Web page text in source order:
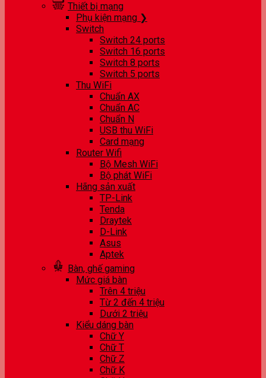
Thiết bị mạng
Phụ kiện mạng ❯
Switch
Switch 24 ports
Switch 16 ports
Switch 8 ports
Switch 5 ports
Thu WiFi
Chuẩn AX
Chuẩn AC
Chuẩn N
USB thu WiFi
Card mạng
Router Wifi
Bộ Mesh WiFi
Bộ phát WiFi
Hãng sản xuất
TP-Link
Tenda
Draytek
D-Link
Asus
Aptek
Bàn, ghế gaming
Mức giá bàn
Trên 4 triệu
Từ 2 đến 4 triệu
Dưới 2 triệu
Kiểu dáng bàn
Chữ Y
Chữ T
Chữ Z
Chữ K